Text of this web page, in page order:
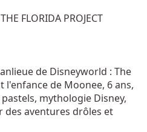
FLORIDA PROJECT
de Disneyworld : The
l'enfance de Moonee, 6 ans,
mythologie Disney,
aventures drôles et